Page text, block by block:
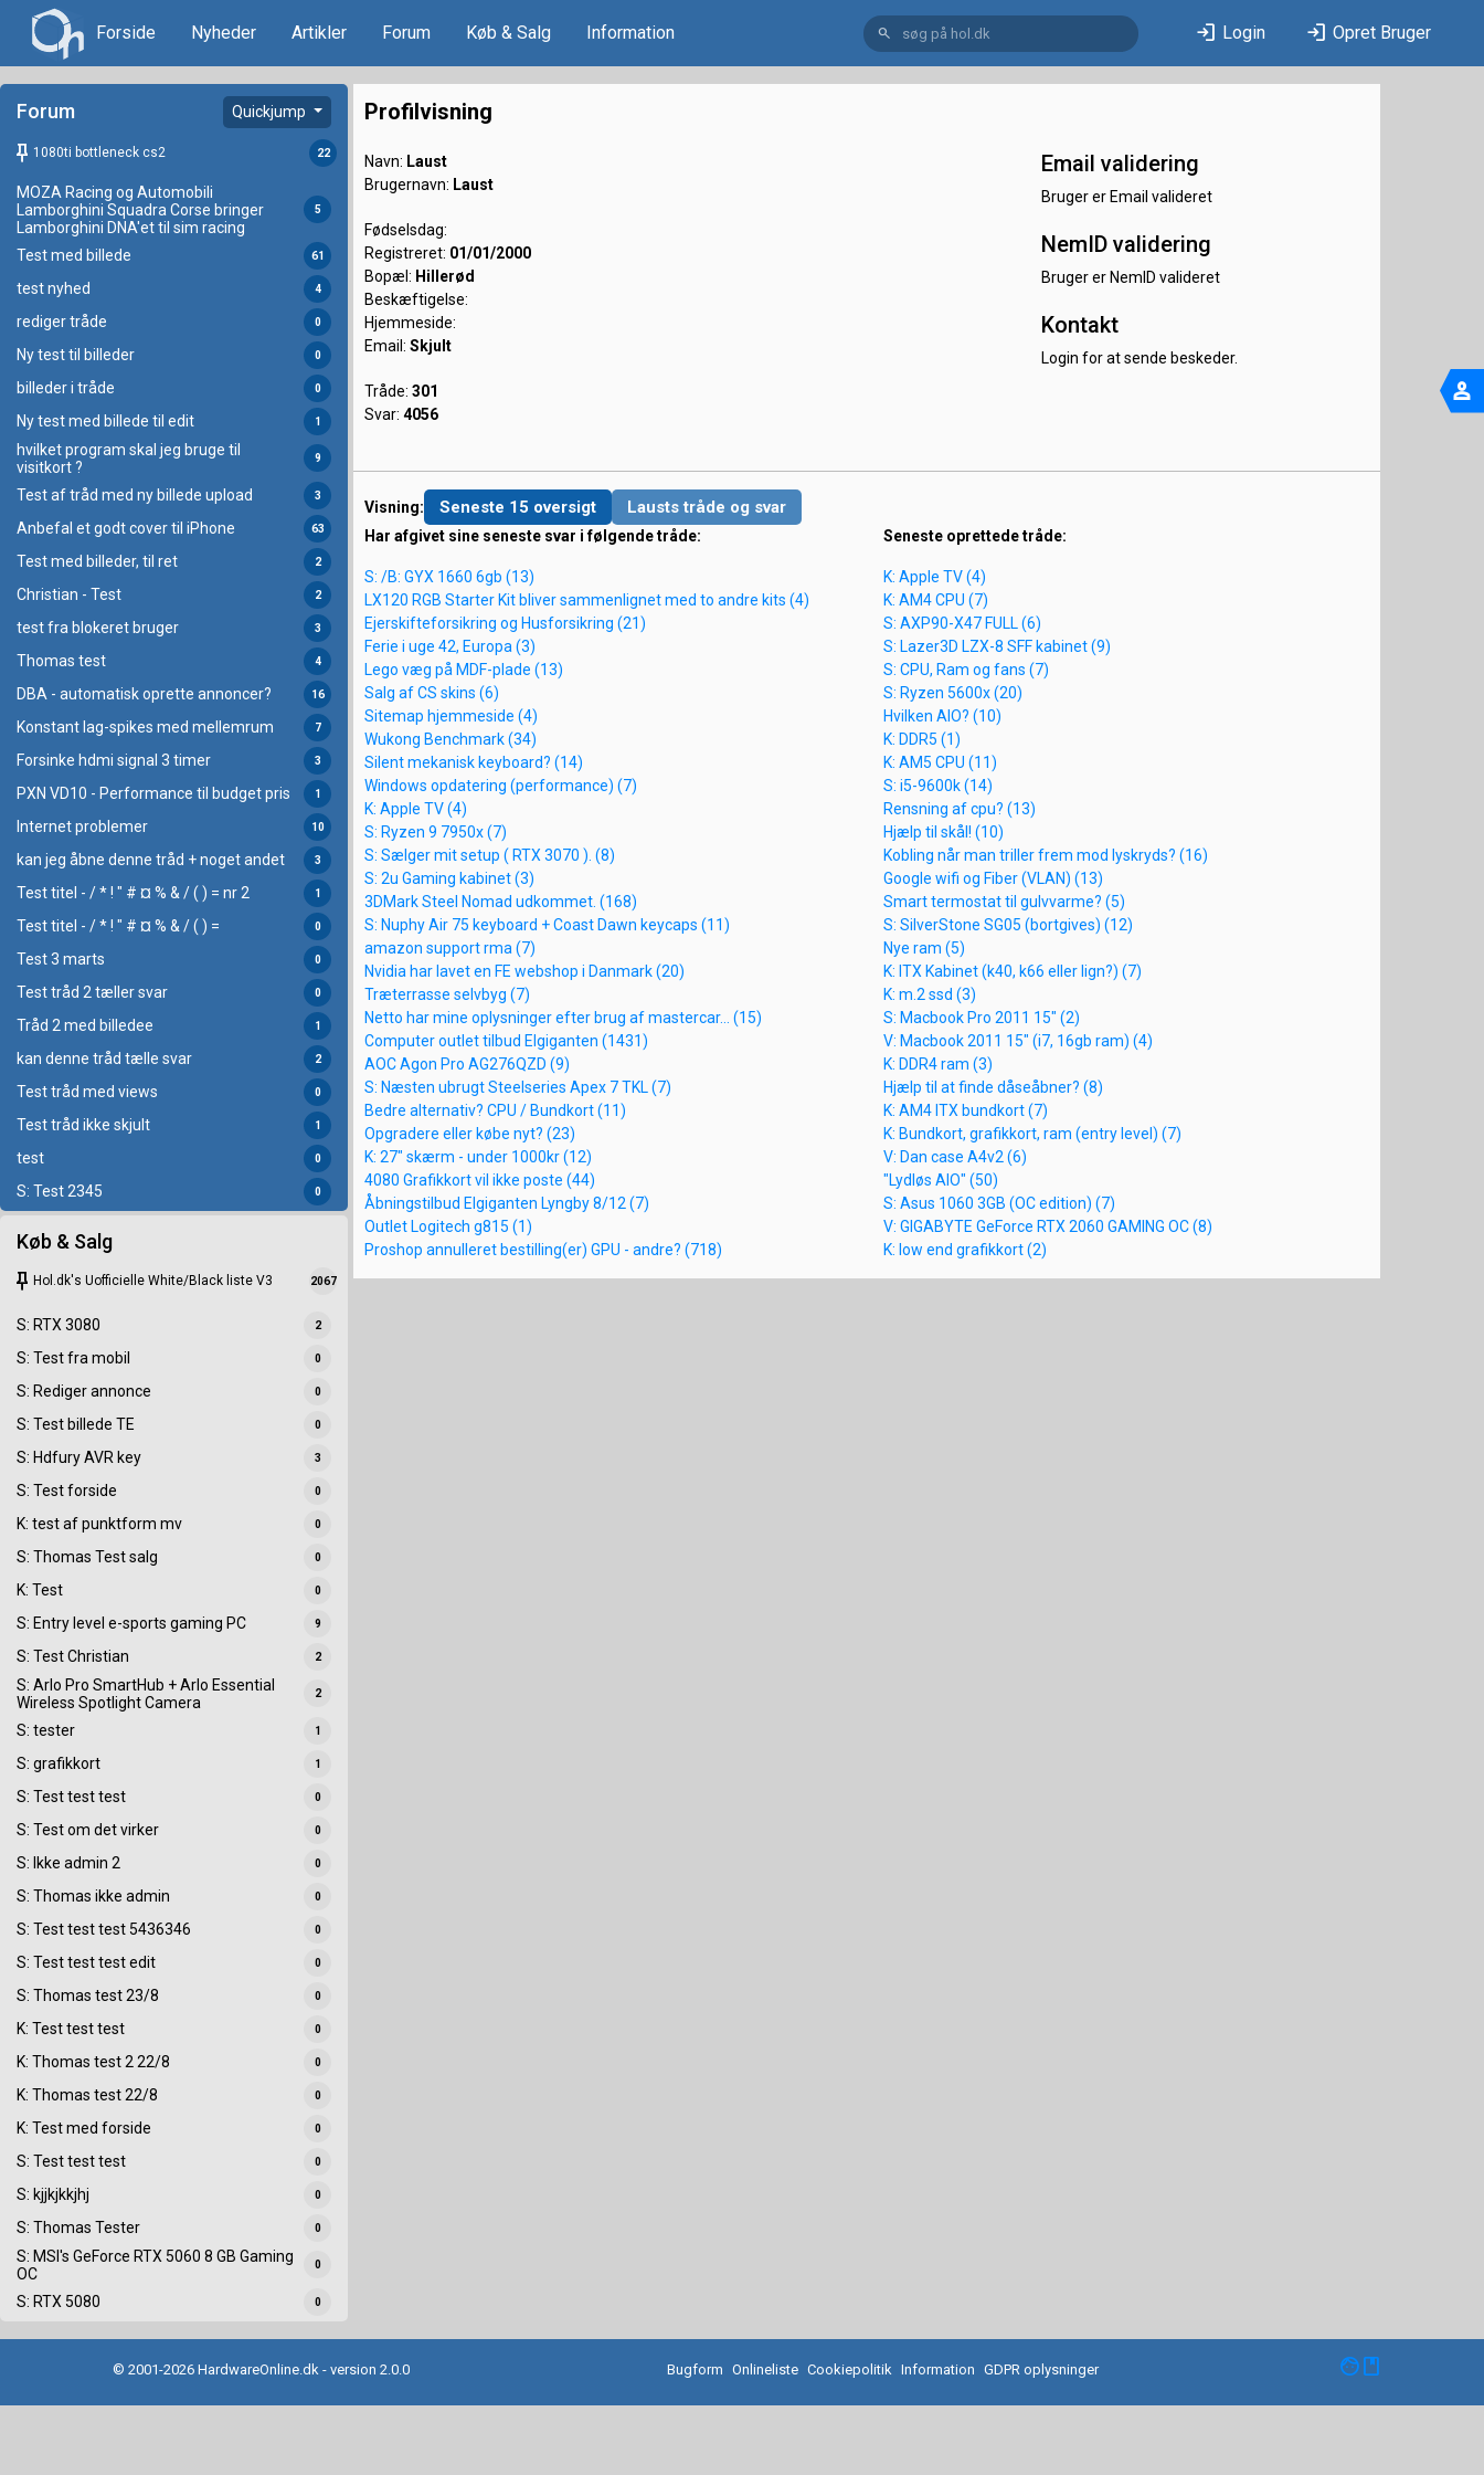
Forside Nyheder Artikler Forum Køb & Salg Information search login Login login Opret Bruger
Forum Quickjump
keep 1080ti bottleneck cs2 22
MOZA Racing og Automobili
Lamborghini Squadra Corse bringer
Lamborghini DNA'et til sim racing
5
Test med billede 61
test nyhed 4
rediger tråde 0
Ny test til billeder 0
billeder i tråde 0
Ny test med billede til edit 1
hvilket program skal jeg bruge til
visitkort ?
9
Test af tråd med ny billede upload 3
Anbefal et godt cover til iPhone 63
Test med billeder, til ret 2
Christian - Test 2
test fra blokeret bruger 3
Thomas test 4
DBA - automatisk oprette annoncer? 16
Konstant lag-spikes med mellemrum 7
Forsinke hdmi signal 3 timer 3
PXN VD10 - Performance til budget pris 1
Internet problemer 10
kan jeg åbne denne tråd + noget andet 3
Test titel - / * ! " # ¤ % & / ( ) = nr 2 1
Test titel - / * ! " # ¤ % & / ( ) = 0
Test 3 marts 0
Test tråd 2 tæller svar 0
Tråd 2 med billedee 1
kan denne tråd tælle svar 2
Test tråd med views 0
Test tråd ikke skjult 1
test 0
S: Test 2345 0
Køb & Salg
keep Hol.dk's Uofficielle White/Black liste V3 2067
S: RTX 3080 2
S: Test fra mobil 0
S: Rediger annonce 0
S: Test billede TE 0
S: Hdfury AVR key 3
S: Test forside 0
K: test af punktform mv 0
S: Thomas Test salg 0
K: Test 0
S: Entry level e-sports gaming PC 9
S: Test Christian 2
S: Arlo Pro SmartHub + Arlo Essential
Wireless Spotlight Camera
2
S: tester 1
S: grafikkort 1
S: Test test test 0
S: Test om det virker 0
S: Ikke admin 2 0
S: Thomas ikke admin 0
S: Test test test 5436346 0
S: Test test test edit 0
S: Thomas test 23/8 0
K: Test test test 0
K: Thomas test 2 22/8 0
K: Thomas test 22/8 0
K: Test med forside 0
S: Test test test 0
S: kjjkjkkjhj 0
S: Thomas Tester 0
S: MSI's GeForce RTX 5060 8 GB Gaming
OC
0
S: RTX 5080 0
Profilvisning
Navn: Laust
Brugernavn: Laust
Fødselsdag:
Registreret: 01/01/2000
Bopæl: Hillerød
Beskæftigelse:
Hjemmeside:
Email: Skjult
Tråde: 301
Svar: 4056
Email validering
Bruger er Email valideret
NemID validering
Bruger er NemID valideret
Kontakt
Login for at sende beskeder.
Visning: Seneste 15 oversigt Lausts tråde og svar
Har afgivet sine seneste svar i følgende tråde:
S: /B: GYX 1660 6gb (13)
LX120 RGB Starter Kit bliver sammenlignet med to andre kits (4)
Ejerskifteforsikring og Husforsikring (21)
Ferie i uge 42, Europa (3)
Lego væg på MDF-plade (13)
Salg af CS skins (6)
Sitemap hjemmeside (4)
Wukong Benchmark (34)
Silent mekanisk keyboard? (14)
Windows opdatering (performance) (7)
K: Apple TV (4)
S: Ryzen 9 7950x (7)
S: Sælger mit setup ( RTX 3070 ). (8)
S: 2u Gaming kabinet (3)
3DMark Steel Nomad udkommet. (168)
S: Nuphy Air 75 keyboard + Coast Dawn keycaps (11)
amazon support rma (7)
Nvidia har lavet en FE webshop i Danmark (20)
Træterrasse selvbyg (7)
Netto har mine oplysninger efter brug af mastercar... (15)
Computer outlet tilbud Elgiganten (1431)
AOC Agon Pro AG276QZD (9)
S: Næsten ubrugt Steelseries Apex 7 TKL (7)
Bedre alternativ? CPU / Bundkort (11)
Opgradere eller købe nyt? (23)
K: 27" skærm - under 1000kr (12)
4080 Grafikkort vil ikke poste (44)
Åbningstilbud Elgiganten Lyngby 8/12 (7)
Outlet Logitech g815 (1)
Proshop annulleret bestilling(er) GPU - andre? (718)
Seneste oprettede tråde:
K: Apple TV (4)
K: AM4 CPU (7)
S: AXP90-X47 FULL (6)
S: Lazer3D LZX-8 SFF kabinet (9)
S: CPU, Ram og fans (7)
S: Ryzen 5600x (20)
Hvilken AIO? (10)
K: DDR5 (1)
K: AM5 CPU (11)
S: i5-9600k (14)
Rensning af cpu? (13)
Hjælp til skål! (10)
Kobling når man triller frem mod lyskryds? (16)
Google wifi og Fiber (VLAN) (13)
Smart termostat til gulvvarme? (5)
S: SilverStone SG05 (bortgives) (12)
Nye ram (5)
K: ITX Kabinet (k40, k66 eller lign?) (7)
K: m.2 ssd (3)
S: Macbook Pro 2011 15" (2)
V: Macbook 2011 15" (i7, 16gb ram) (4)
K: DDR4 ram (3)
Hjælp til at finde dåseåbner? (8)
K: AM4 ITX bundkort (7)
K: Bundkort, grafikkort, ram (entry level) (7)
V: Dan case A4v2 (6)
"Lydløs AIO" (50)
S: Asus 1060 3GB (OC edition) (7)
V: GIGABYTE GeForce RTX 2060 GAMING OC (8)
K: low end grafikkort (2)
person
© 2001-2026 HardwareOnline.dk - version 2.0.0 Bugform Onlineliste Cookiepolitik Information GDPR oplysninger facebook